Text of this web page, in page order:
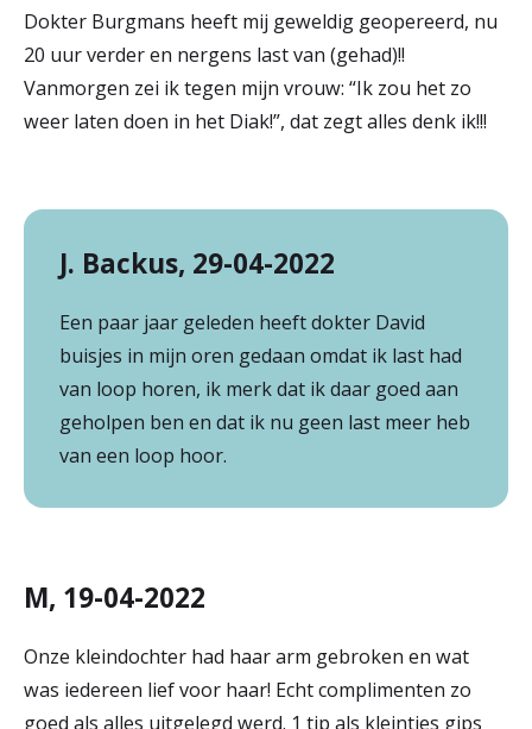
Dokter Burgmans heeft mij geweldig geopereerd, nu
20 uur verder en nergens last van (gehad)!!
Vanmorgen zei ik tegen mijn vrouw: “Ik zou het zo
weer laten doen in het Diak!”, dat zegt alles denk ik!!!
J. Backus, 29-04-2022
Een paar jaar geleden heeft dokter David
buisjes in mijn oren gedaan omdat ik last had
van loop horen, ik merk dat ik daar goed aan
geholpen ben en dat ik nu geen last meer heb
van een loop hoor.
M, 19-04-2022
Onze kleindochter had haar arm gebroken en wat
was iedereen lief voor haar! Echt complimenten zo
goed als alles uitgelegd werd. 1 tip als kleintjes gips